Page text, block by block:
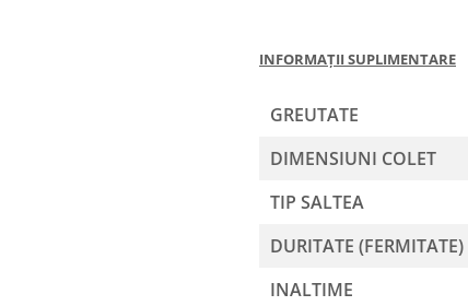
INFORMAȚII SUPLIMENTARE
GREUTATE
DIMENSIUNI COLET
TIP SALTEA
DURITATE (FERMITATE)
INALTIME